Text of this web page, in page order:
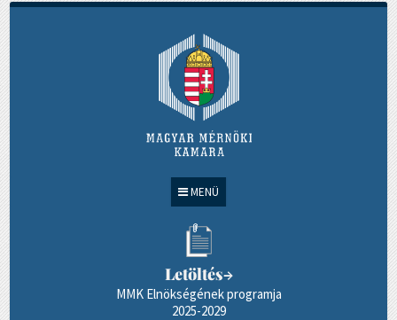
MENÜ
Letöltés→
MMK Elnökségének programja
2025-2029